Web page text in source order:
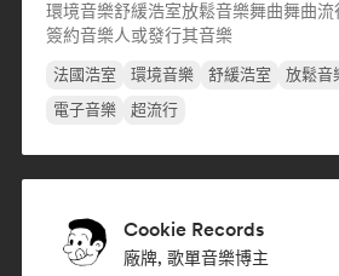
環境音樂舒緩浩室放鬆音樂舞曲舞曲流
簽約音樂人或發行其音樂
法國浩室 環境音樂 舒緩浩室 放鬆音
電子音樂
超流行
Cookie Records
廠牌, 歌單音樂博主